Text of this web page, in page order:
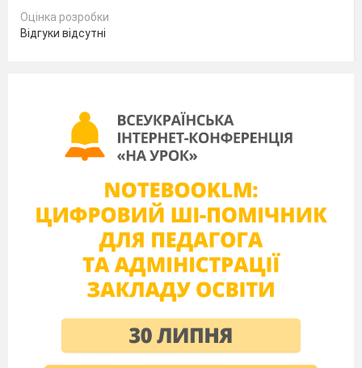
текст і визнач, які речення
відповідають тексту, а які ні.
Erkältung.
Ich muss viel laufen und Limo trinken.
Nach der Arztempfehlung muss ich noch
zehn Tage im Bett bleiben.
Ich soll viel Obst und Gemüse essen.
Ich soll auch viel Wasser trinken.
Sport ist nicht gesund für die Menschen.
Ich soll drei oder vier Stunden schlafen.
Hörverständnistext:
Оцінка розробки
Відгуки відсутні